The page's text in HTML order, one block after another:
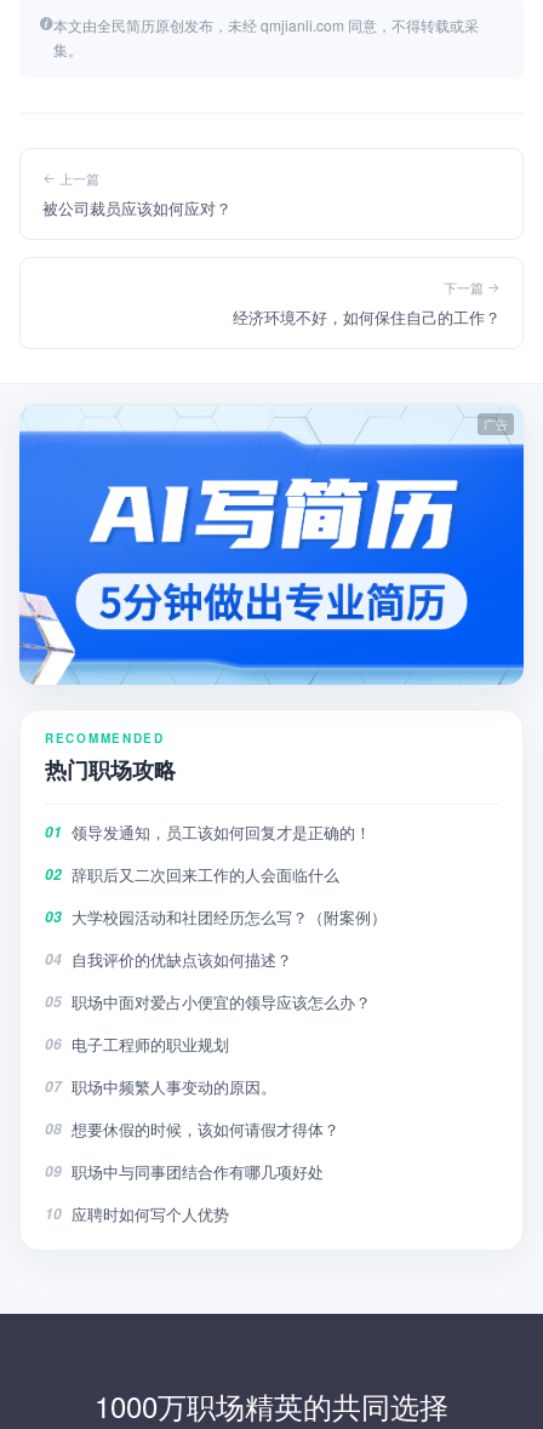
本文由全民简历原创发布，未经 qmjianli.com 同意，不得转载或采
集。
上一篇
被公司裁员应该如何应对？
下一篇
经济环境不好，如何保住自己的工作？
RECOMMENDED
热门职场攻略
01 领导发通知，员工该如何回复才是正确的！
02 辞职后又二次回来工作的人会面临什么
03 大学校园活动和社团经历怎么写？（附案例）
04 自我评价的优缺点该如何描述？
05 职场中面对爱占小便宜的领导应该怎么办？
06 电子工程师的职业规划
07 职场中频繁人事变动的原因。
08 想要休假的时候，该如何请假才得体？
09 职场中与同事团结合作有哪几项好处
10 应聘时如何写个人优势
1000万职场精英的共同选择